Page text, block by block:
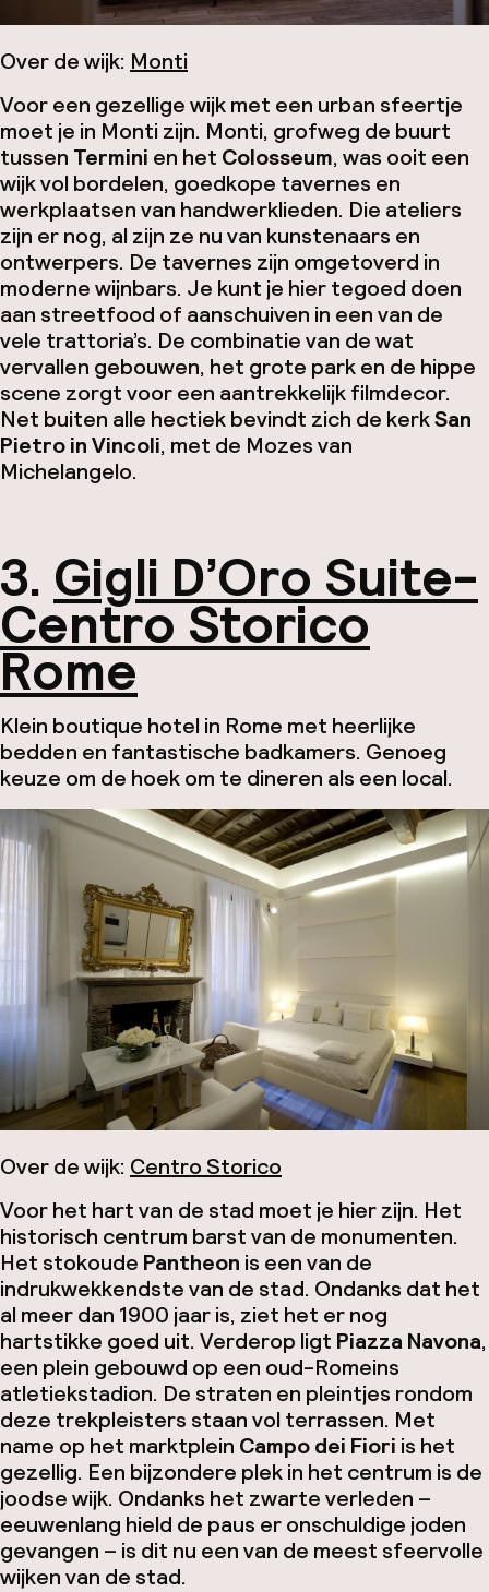
Over de wijk: Monti
Voor een gezellige wijk met een urban sfeertje
moet je in Monti zijn. Monti, grofweg de buurt
tussen Termini en het Colosseum, was ooit een
wijk vol bordelen, goedkope tavernes en
werkplaatsen van handwerklieden. Die ateliers
zijn er nog, al zijn ze nu van kunstenaars en
ontwerpers. De tavernes zijn omgetoverd in
moderne wijnbars. Je kunt je hier tegoed doen
aan streetfood of aanschuiven in een van de
vele trattoria’s. De combinatie van de wat
vervallen gebouwen, het grote park en de hippe
scene zorgt voor een aantrekkelijk filmdecor.
Net buiten alle hectiek bevindt zich de kerkSan
Pietro in Vincoli, met de Mozes van
Michelangelo.
3. Gigli D’Oro Suite-
Centro Storico
Rome
Klein boutique hotel in Rome met heerlijke
bedden en fantastische badkamers. Genoeg
keuze om de hoek om te dineren als een local.
Over de wijk: Centro Storico
Voor het hart van de stad moet je hier zijn. Het
historisch centrum barst van de monumenten.
Het stokoude Pantheon is een van de
indrukwekkendste van de stad. Ondanks dat het
al meer dan 1900 jaar is, ziet het er nog
hartstikke goed uit. Verderop ligt Piazza Navona,
een plein gebouwd op een oud-Romeins
atletiekstadion. De straten en pleintjes rondom
deze trekpleisters staan vol terrassen. Met
name op het marktplein Campo dei Fiori is het
gezellig. Een bijzondere plek in het centrum is de
joodse wijk. Ondanks het zwarte verleden –
eeuwenlang hield de paus er onschuldige joden
gevangen – is dit nu een van de meest sfeervolle
wijken van de stad.